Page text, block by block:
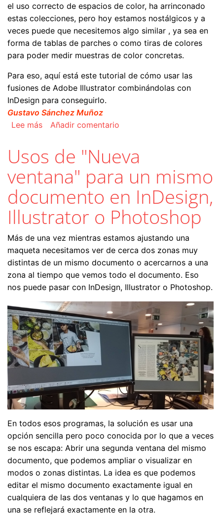
el uso correcto de espacios de color, ha arrinconado
estas colecciones, pero hoy estamos nostálgicos y a
veces puede que necesitemos algo similar , ya sea en
forma de tablas de parches o como tiras de colores
para poder medir muestras de color concretas.
Para eso, aquí está este tutorial de cómo usar las
fusiones de Adobe Illustrator combinándolas con
InDesign para conseguirlo.
Gustavo Sánchez Muñoz
Lee mássobre Cómo hacer un libro o página de
Añadir comentario
Usos de "Nueva
ventana" para un mismo
documento en InDesign,
Illustrator o Photoshop
Más de una vez mientras estamos ajustando una
maqueta necesitamos ver de cerca dos zonas muy
distintas de un mismo documento o acercarnos a una
zona al tiempo que vemos todo el documento. Eso
nos puede pasar con InDesign, Illustrator o Photoshop.
En todos esos programas, la solución es usar una
opción sencilla pero poco conocida por lo que a veces
se nos escapa: Abrir una segunda ventana del mismo
documento, que podemos ampliar o visualizar en
modos o zonas distintas. La idea es que podemos
editar el mismo documento exactamente igual en
cualquiera de las dos ventanas y lo que hagamos en
una se reflejará exactamente en la otra.